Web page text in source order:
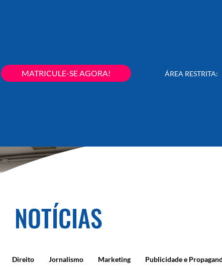
MATRICULE-SE AGORA! ÁREA RESTRITA:
NOTÍCIAS
Direito Jornalismo Marketing Publicidade e